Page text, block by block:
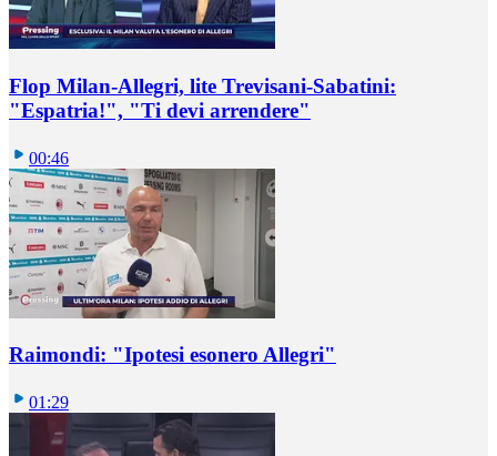
Flop Milan-Allegri, lite Trevisani-Sabatini:
"Espatria!", "Ti devi arrendere"
00:46
Raimondi: "Ipotesi esonero Allegri"
01:29